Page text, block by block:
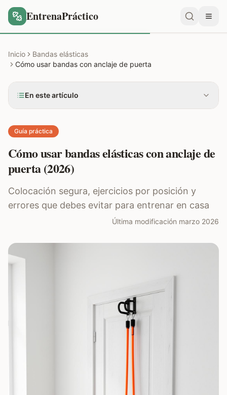
EntrenaPráctico
Inicio
Bandas elásticas
Cómo usar bandas con anclaje de puerta
En este artículo
Guía práctica
Cómo usar bandas elásticas con anclaje de
puerta (2026)
Colocación segura, ejercicios por posición y
errores que debes evitar para entrenar en casa
Última modificación marzo 2026